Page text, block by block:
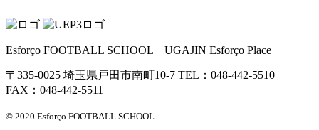
Esforço FOOTBALL SCHOOL UGAJIN Esforço Place
〒335-0025 埼玉県戸田市南町10-7 TEL：048-442-5510
FAX：048-442-5511
© 2020 Esforço FOOTBALL SCHOOL